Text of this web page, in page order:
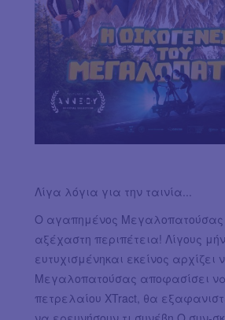
Λίγα λόγια για την ταινία...
Ο αγαπημένος Μεγαλοπατούσας
αξέχαστη περιπέτεια! Λίγους
ευτυχισμένηκαι εκείνος
Μεγαλοπατούσας αποφασίσει
πετρελαίου ΧTract, θα